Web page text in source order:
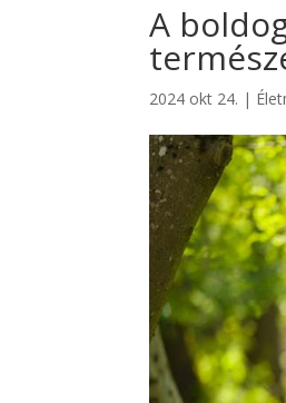
A
2024 okt 24. |